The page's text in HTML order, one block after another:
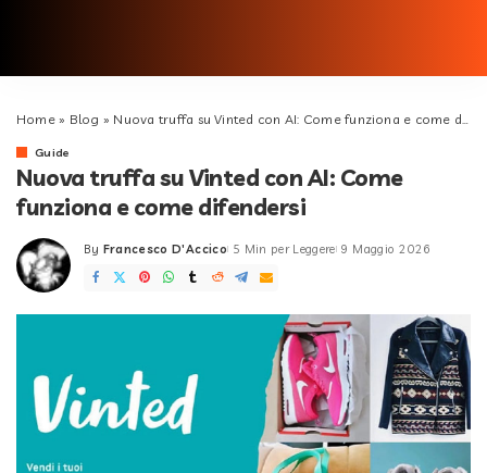
Home» Blog » Nuova truffa su Vinted con AI: Come funziona e come difendersi
Guide
Nuova truffa su Vinted con AI: Come
funziona e come difendersi
Posted
by
By Francesco D'Accico 5 Min per Leggere 9 Maggio 2026